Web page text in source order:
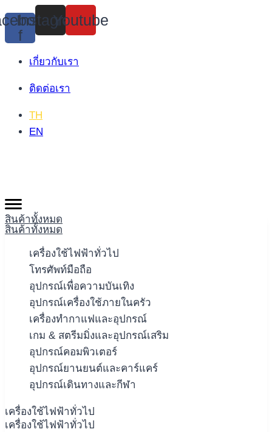
Skip
to
content
f
Instagram
Youtube
เกี่ยวกับเรา
ติดต่อเรา
TH
EN
สินค้าทั้งหมด
สินค้าทั้งหมด
เครื่องใช้ไฟฟ้าทั่วไป
โทรศัพท์มือถือ
อุปกรณ์เพื่อความบันเทิง
อุปกรณ์เครื่องใช้ภายในครัว
เครื่องทำกาแฟและอุปกรณ์
เกม & สตรีมมิ่งและอุปกรณ์เสริม
อุปกรณ์คอมพิวเตอร์
อุปกรณ์ยานยนต์และคาร์แคร์
อุปกรณ์เดินทางและกีฬา
เครื่องใช้ไฟฟ้าทั่วไป
เครื่องใช้ไฟฟ้าทั่วไป